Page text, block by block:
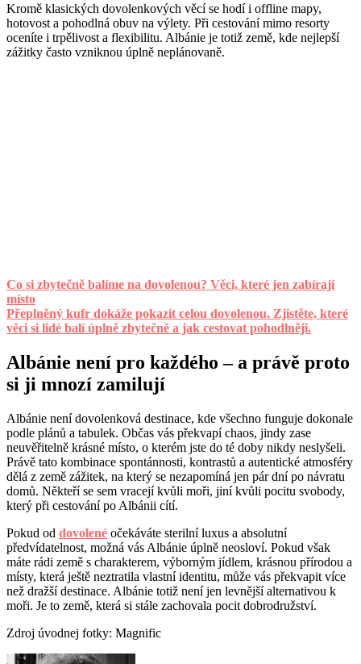
Kromě klasických dovolenkových věcí se hodí i offline mapy,
hotovost a pohodlná obuv na výlety. Při cestování mimo resorty
oceníte i trpělivost a flexibilitu. Albánie je totiž země, kde nejlepší
zážitky často vzniknou úplně neplánovaně.
Co si zbytečně balíme na dovolenou? Věci, které jen zabírají
místo
Přeplněný kufr dokáže pokazit celou dovolenou. Zjistěte, které
věci si lidé balí úplně zbytečně a jak cestovat pohodlněji.
Albánie není pro každého – a právě proto
si ji mnozí zamilují
Albánie není dovolenková destinace, kde všechno funguje dokonale
podle plánů a tabulek. Občas vás překvapí chaos, jindy zase
neuvěřitelně krásné místo, o kterém jste do té doby nikdy neslyšeli.
Právě tato kombinace spontánnosti, kontrastů a autentické atmosféry
dělá z země zážitek, na který se nezapomíná jen pár dní po návratu
domů. Někteří se sem vracejí kvůli moři, jiní kvůli pocitu svobody,
který při cestování po Albánii cítí.
Pokud od dovolené očekáváte sterilní luxus a absolutní
předvídatelnost, možná vás Albánie úplně neosloví. Pokud však
máte rádi země s charakterem, výborným jídlem, krásnou přírodou a
místy, která ještě neztratila vlastní identitu, může vás překvapit více
než dražší destinace. Albánie totiž není jen levnější alternativou k
moři. Je to země, která si stále zachovala pocit dobrodružství.
Zdroj úvodnej fotky: Magnific